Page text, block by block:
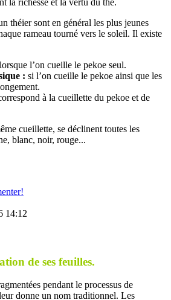
la richesse et la vertu du thé.
théier sont en général les plus jeunes
rameau tourné vers le soleil. Il existe
lorsque l’on cueille le pekoe seul.
: si l’on cueille le pekoe ainsi que les
à la cueillette du pekoe et de
cueillette, se déclinent toutes les
blanc, noir, rouge...
14:12
de ses feuilles.
pendant le processus de
donne un nom traditionnel. Les